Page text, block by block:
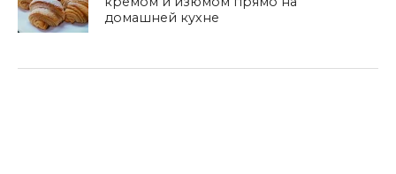
домашней кухне